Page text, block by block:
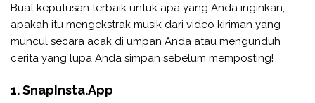
Buat keputusan terbaik untuk apa yang Anda inginkan,
apakah itu mengekstrak musik dari video kiriman yang
muncul secara acak di umpan Anda atau mengunduh
cerita yang lupa Anda simpan sebelum memposting!
1. SnapInsta.App